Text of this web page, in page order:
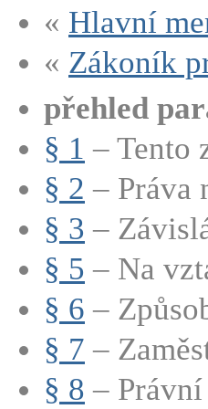
« Hlavní
« Zákoník
přehled
§ 1 – Tento
§ 2 – Práva
§ 3 –
§ 5 – Na
§ 6 –
§ 7 –
§ 8 –